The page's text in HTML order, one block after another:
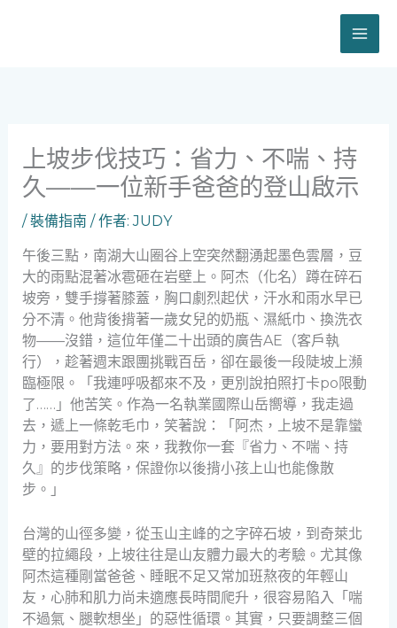
上坡步伐技巧：省力、不喘、持
久——一位新手爸爸的登山啟示
/裝備指南 / 作者:JUDY
午後三點，南湖大山圈谷上空突然翻湧起墨色雲層，豆
大的雨點混著冰雹砸在岩壁上。阿杰（化名）蹲在碎石
坡旁，雙手撐著膝蓋，胸口劇烈起伏，汗水和雨水早已
分不清。他背後揹著一歲女兒的奶瓶、濕紙巾、換洗衣
物——沒錯，這位年僅二十出頭的廣告AE（客戶執
行），趁著週末跟團挑戰百岳，卻在最後一段陡坡上瀕
臨極限。「我連呼吸都來不及，更別說拍照打卡po限動
了……」他苦笑。作為一名執業國際山岳嚮導，我走過
去，遞上一條乾毛巾，笑著說：「阿杰，上坡不是靠蠻
力，要用對方法。來，我教你一套『省力、不喘、持
久』的步伐策略，保證你以後揹小孩上山也能像散
步。」
台灣的山徑多變，從玉山主峰的之字碎石坡，到奇萊北
壁的拉繩段，上坡往往是山友體力最大的考驗。尤其像
阿杰這種剛當爸爸、睡眠不足又常加班熬夜的年輕山
友，心肺和肌力尚未適應長時間爬升，很容易陷入「喘
不過氣、腿軟想坐」的惡性循環。其實，只要調整三個